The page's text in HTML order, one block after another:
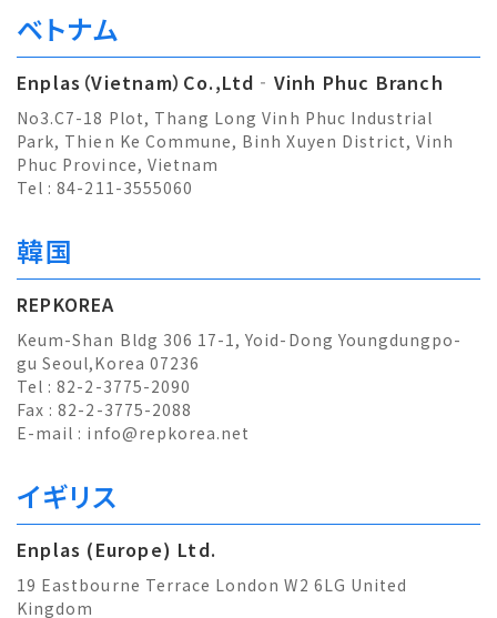
ベトナム
Enplas（Vietnam）Co.,Ltd‐Vinh Phuc Branch
No3.C7-18 Plot, Thang Long Vinh Phuc Industrial
Park, Thien Ke Commune, Binh Xuyen District, Vinh
Phuc Province, Vietnam
Tel : 84-211-3555060
韓国
REPKOREA
Keum-Shan Bldg 306 17-1, Yoid-Dong Youngdungpo-
gu Seoul,Korea 07236
Tel : 82-2-3775-2090
Fax : 82-2-3775-2088
E-mail : info@repkorea.net
イギリス
Enplas (Europe) Ltd.
19 Eastbourne Terrace London W2 6LG United
Kingdom